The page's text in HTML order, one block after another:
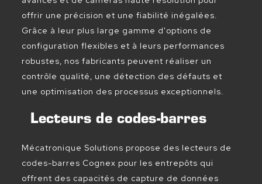
offrir une précision et une fiabilité inégalées.
Grâce à leur plus large gamme d'options de
configuration flexibles et à leurs performances
robustes, nos fabricants peuvent réaliser un
contrôle qualité, une détection des défauts et
une optimisation des processus exceptionnels.
Lecteurs de codes-barres
Mécatronique Solutions propose des lecteurs de
codes-barres Cognex pour les entrepôts qui
offrent des capacités de capture de données